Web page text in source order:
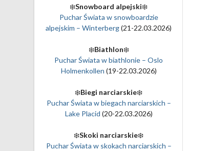
❄️Snowboard alpejski❄️
Puchar Świata w snowboardzie
alpejskim – Winterberg(21-22.03.2026)
❄️Biathlon❄️
Puchar Świata w biathlonie – Oslo
Holmenkollen (19-22.03.2026)
❄️Biegi narciarskie❄️
Puchar Świata w biegach narciarskich –
Lake Placid (20-22.03.2026)
❄️Skoki narciarskie❄️
Puchar Świata w skokach narciarskich –